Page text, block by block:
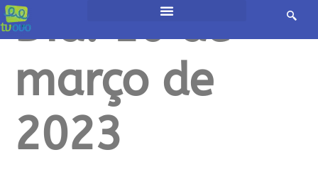
Dia:10 de
março de
2023